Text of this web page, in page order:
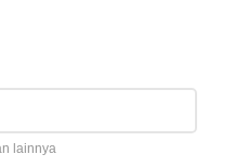
lainnya